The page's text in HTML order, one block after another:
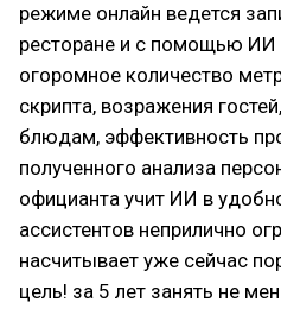
режиме онлайн ведется
ресторане и с помощью
огоромное количество
скрипта, возражения
блюдам, эффективность
полученного анализа
официанта учит ИИ в
ассистентов неприлично
насчитывает уже сейчас
цель! за 5 лет занять не